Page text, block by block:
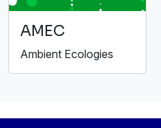
AMEC
Ambient Ecologies